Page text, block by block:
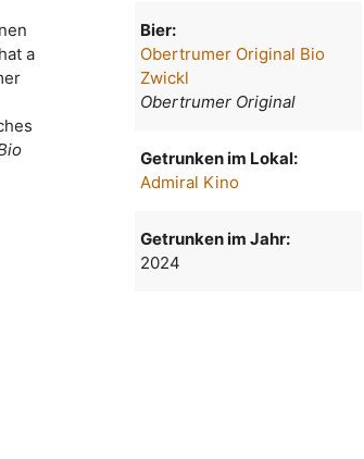
a
Bier:
Obertrumer Original Bio
Zwickl
Obertrumer Original
Getrunken im Lokal:
Admiral Kino
Getrunken im Jahr:
2024